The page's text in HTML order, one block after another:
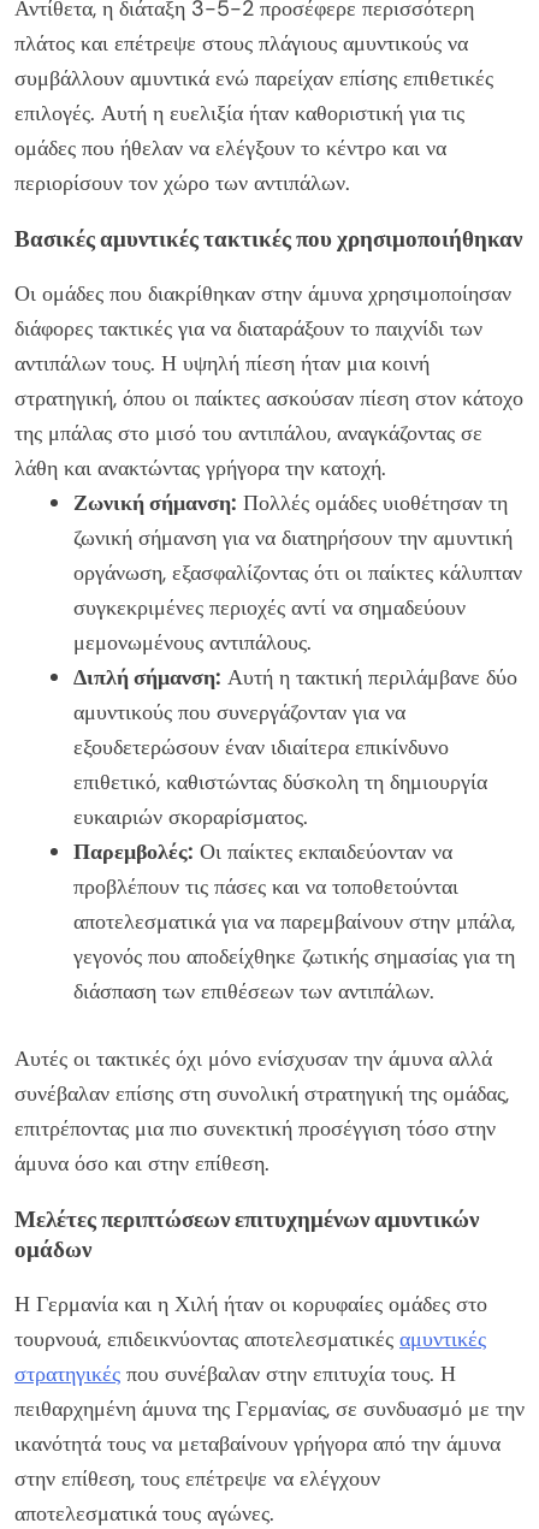
Αντίθετα, η διάταξη 3-5-2 προσέφερε περισσότερη
πλάτος και επέτρεψε στους πλάγιους αμυντικούς να
συμβάλλουν αμυντικά ενώ παρείχαν επίσης επιθετικές
επιλογές. Αυτή η ευελιξία ήταν καθοριστική για τις
ομάδες που ήθελαν να ελέγξουν το κέντρο και να
περιορίσουν τον χώρο των αντιπάλων.
Βασικές αμυντικές τακτικές που χρησιμοποιήθηκαν
Οι ομάδες που διακρίθηκαν στην άμυνα χρησιμοποίησαν
διάφορες τακτικές για να διαταράξουν το παιχνίδι των
αντιπάλων τους. Η υψηλή πίεση ήταν μια κοινή
στρατηγική, όπου οι παίκτες ασκούσαν πίεση στον κάτοχο
της μπάλας στο μισό του αντιπάλου, αναγκάζοντας σε
λάθη και ανακτώντας γρήγορα την κατοχή.
Ζωνική σήμανση: Πολλές ομάδες υιοθέτησαν τη
ζωνική σήμανση για να διατηρήσουν την αμυντική
οργάνωση, εξασφαλίζοντας ότι οι παίκτες κάλυπταν
συγκεκριμένες περιοχές αντί να σημαδεύουν
μεμονωμένους αντιπάλους.
Διπλή σήμανση: Αυτή η τακτική περιλάμβανε δύο
αμυντικούς που συνεργάζονταν για να
εξουδετερώσουν έναν ιδιαίτερα επικίνδυνο
επιθετικό, καθιστώντας δύσκολη τη δημιουργία
ευκαιριών σκοραρίσματος.
Παρεμβολές: Οι παίκτες εκπαιδεύονταν να
προβλέπουν τις πάσες και να τοποθετούνται
αποτελεσματικά για να παρεμβαίνουν στην μπάλα,
γεγονός που αποδείχθηκε ζωτικής σημασίας για τη
διάσπαση των επιθέσεων των αντιπάλων.
Αυτές οι τακτικές όχι μόνο ενίσχυσαν την άμυνα αλλά
συνέβαλαν επίσης στη συνολική στρατηγική της ομάδας,
επιτρέποντας μια πιο συνεκτική προσέγγιση τόσο στην
άμυνα όσο και στην επίθεση.
Μελέτες περιπτώσεων επιτυχημένων αμυντικών
ομάδων
Η Γερμανία και η Χιλή ήταν οι κορυφαίες ομάδες στο
τουρνουά, επιδεικνύοντας αποτελεσματικές αμυντικές
στρατηγικές που συνέβαλαν στην επιτυχία τους. Η
πειθαρχημένη άμυνα της Γερμανίας, σε συνδυασμό με την
ικανότητά τους να μεταβαίνουν γρήγορα από την άμυνα
στην επίθεση, τους επέτρεψε να ελέγχουν
αποτελεσματικά τους αγώνες.